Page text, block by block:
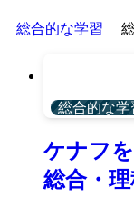
総合的な学習
総合的な学
ケナフ
総合・理